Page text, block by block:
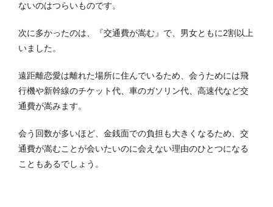
ないのはつらいものです。
次に多かったのは、『交通費が嵩む』で、男女ともに2割以上
いました。
遠距離恋愛は離れた場所に住んでいるため、会うためには飛
行機や新幹線のチケット代、車のガソリン代、高速代など交
通費が嵩みます。
会う回数が多いほど、金銭面での負担も大きくなるため、交
通費が嵩むことが会いたいのに会えない理由のひとつになる
こともあるでしょう。